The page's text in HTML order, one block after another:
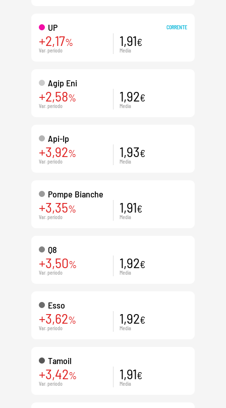
UP CORRENTE
+2,17%
Var. periodo
1,91€
Media
Agip Eni
+2,58%
Var. periodo
1,92€
Media
Api-Ip
+3,92%
Var. periodo
1,93€
Media
Pompe Bianche
+3,35%
Var. periodo
1,91€
Media
Q8
+3,50%
Var. periodo
1,92€
Media
Esso
+3,62%
Var. periodo
1,92€
Media
Tamoil
+3,42%
Var. periodo
1,91€
Media